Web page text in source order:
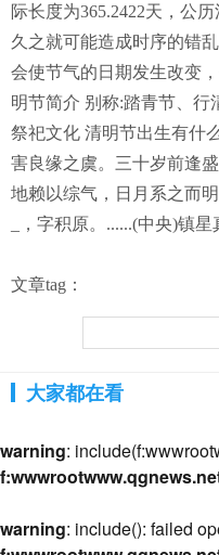
际长度为365.2422天，公
久之就可能造成时序的错
会使节气的日期发生改变
明节简介 别称:踏青节、行
祭祀文化 清明节出生有什
害良缘之虞。三十岁前逢
地赖以综气，日月系之而
_，字积原。......(中央)镇
文章tag：
大家都在看
warning:
warning: include(): failed